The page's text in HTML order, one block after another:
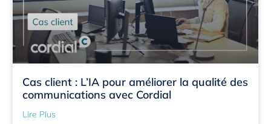
Cas client : L’IA pour améliorer la qualité des
communications avec Cordial
Lire Plus